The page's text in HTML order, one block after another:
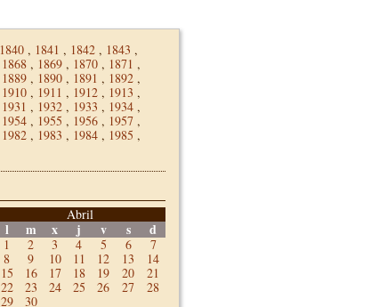
1840 , 1841 , 1842 , 1843 ,
1868 , 1869 , 1870 , 1871 ,
1889 , 1890 , 1891 , 1892 ,
1910 , 1911 , 1912 , 1913 ,
1931 , 1932 , 1933 , 1934 ,
1954 , 1955 , 1956 , 1957 ,
1982 , 1983 , 1984 , 1985 ,
Abril
l m x j v s d
1 2 3 4 5 6
7
8
9 10 11 12 13
14
15
16 17 18 19 20
21
22
23 24 25 26 27
28
29
30